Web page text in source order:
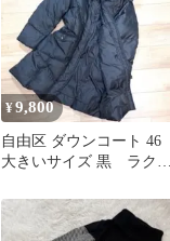
¥9,800
自由区 ダウンコート 46
大きいサイズ 黒 ラクー
ース